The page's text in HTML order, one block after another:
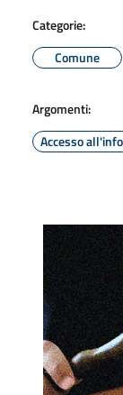
Categorie:
Comune
Argomenti:
Accesso